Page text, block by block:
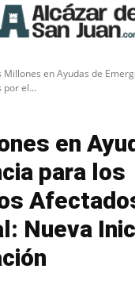
Millones en Ayudas de
por el...
en
para los
Nueva